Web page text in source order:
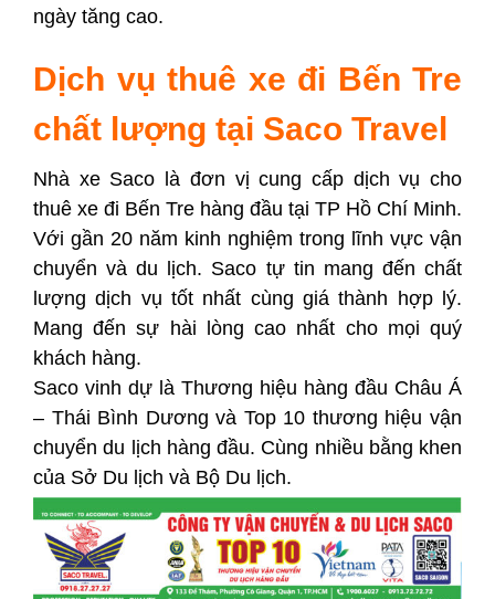
ngày tăng cao.
Dịch vụ thuê xe đi Bến Tre
chất lượng tại Saco Travel
Nhà xe Saco là đơn vị cung cấp dịch vụ cho
thuê xe đi Bến Tre hàng đầu tại TP Hồ Chí Minh.
Với gần 20 năm kinh nghiệm trong lĩnh vực vận
chuyển và du lịch. Saco tự tin mang đến chất
lượng dịch vụ tốt nhất cùng giá thành hợp lý.
Mang đến sự hài lòng cao nhất cho mọi quý
khách hàng.
Saco vinh dự là Thương hiệu hàng đầu Châu Á
– Thái Bình Dương và Top 10 thương hiệu vận
chuyển du lịch hàng đầu. Cùng nhiều bằng khen
của Sở Du lịch và Bộ Du lịch.